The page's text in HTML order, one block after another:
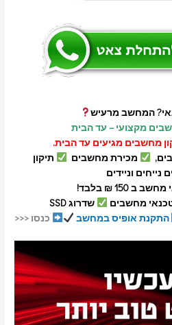
המחשב מרעיש
מקצועי – עד הבית
מחשבים מגיעים עד הבית.
מכירת מחשבים
תיקון
וניידים
ב 150 ₪ בלבד!
מחשבים
שדרוג SSD
התקנת אופיס במחשב כנסו <<<